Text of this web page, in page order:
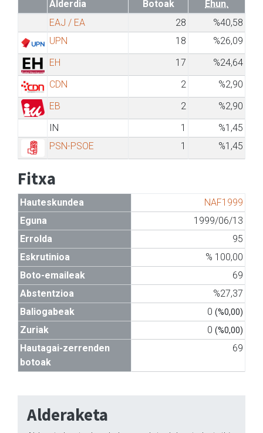
Alderdia Botoak
Ehun.
EAJ / EA
28
%40,58
UPN
18
%26,09
EH
17
%24,64
CDN
2
%2,90
EB
2
%2,90
IN
1
%1,45
PSN-PSOE
1 %1,45
Fitxa
Hauteskundea
NAF1999
Eguna
1999/06/13
Errolda
95
Eskrutinioa
% 100,00
Boto-emaileak
69
Abstentzioa
%27,37
Baliogabeak
0 (%0,00)
Zuriak 0 (%0,00)
Hautagai-zerrenden
botoak
69
Alderaketa